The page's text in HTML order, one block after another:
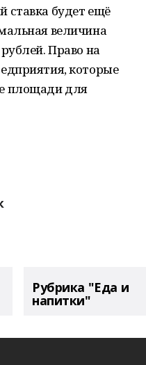
ставка будет ещё
величина
Право на
которые
площади для
Рубрика "Еда и
напитки"